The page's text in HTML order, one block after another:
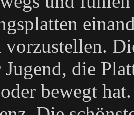
die
bewegt